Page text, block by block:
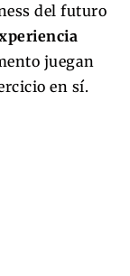
del futuro
juegan
en sí.